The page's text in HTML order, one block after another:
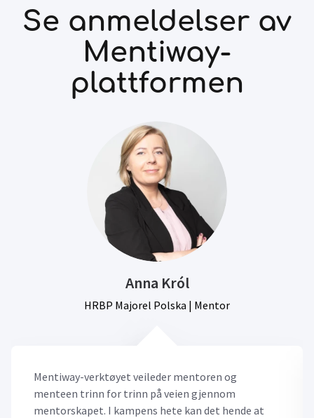
Se anmeldelser av
Mentiway-
plattformen
Anna Król
HRBP Majorel Polska | Mentor
Mentiway-verktøyet veileder mentoren og
menteen trinn for trinn på veien gjennom
mentorskapet. I kampens hete kan det hende at